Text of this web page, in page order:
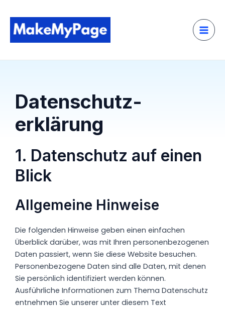
Inhalt
springen
Datenschutz­
erklärung
1. Datenschutz auf einen
Blick
Allgemeine Hinweise
Die folgenden Hinweise geben einen einfachen
Überblick darüber, was mit Ihren personenbezogenen
Daten passiert, wenn Sie diese Website besuchen.
Personenbezogene Daten sind alle Daten, mit denen
Sie persönlich identifiziert werden können.
Ausführliche Informationen zum Thema Datenschutz
entnehmen Sie unserer unter diesem Text